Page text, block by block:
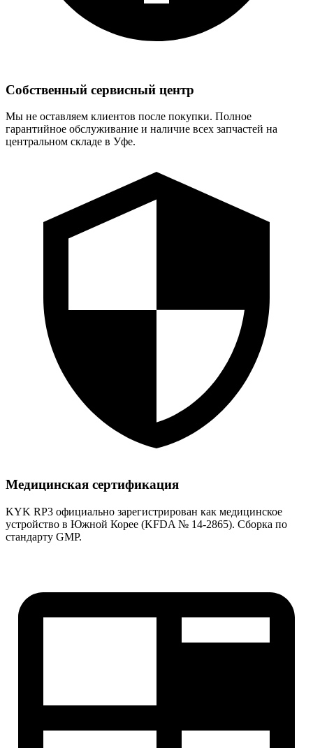
Собственный сервисный центр
Мы не оставляем клиентов после покупки. Полное
гарантийное обслуживание и наличие всех запчастей на
центральном складе в Уфе.
Медицинская сертификация
KYK RP3 официально зарегистрирован как медицинское
устройство в Южной Корее (KFDA № 14-2865). Сборка по
стандарту GMP.